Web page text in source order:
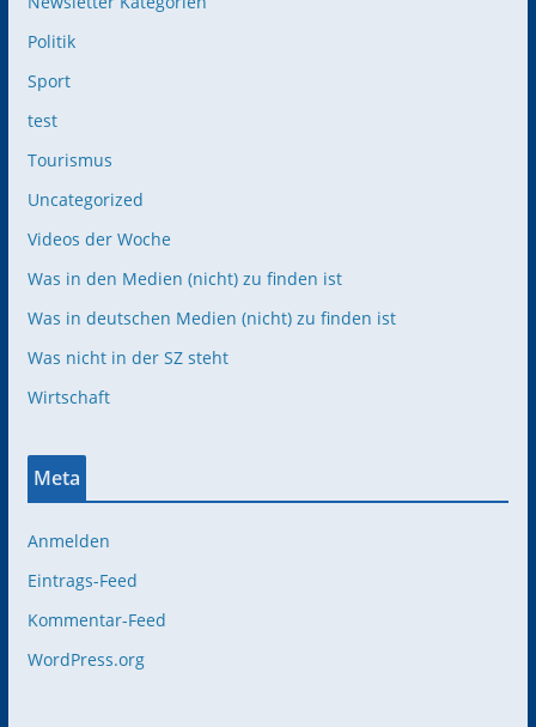
Politik
Sport
test
Tourismus
Uncategorized
Videos der Woche
Was in den Medien (nicht) zu finden ist
Was in deutschen Medien (nicht) zu finden ist
Was nicht in der SZ steht
Wirtschaft
Meta
Anmelden
Eintrags-Feed
Kommentar-Feed
WordPress.org